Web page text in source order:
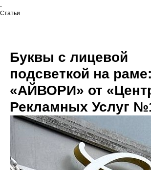
.
Статьи
Буквы с лицевой
подсветкой на
«АЙВОРИ» от
Рекламных Услуг